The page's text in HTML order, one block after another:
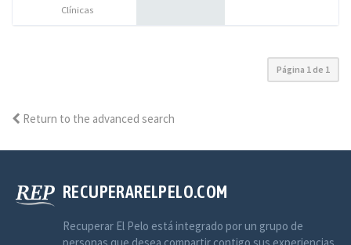
Clínicas
Página 1 de 1
Return to the advanced search
RECUPERARELPELO.COM
Recuperar El Pelo está integrado por un grupo de